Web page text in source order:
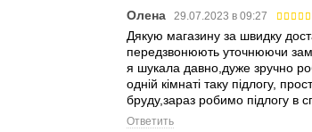
Олена
29.07.2023 в 09:27
Дякую магазину за швидку
передзвонюють уточнюючи
я шукала давно,дуже зручно
одній кімнаті таку підлогу,
бруду,зараз робимо підлогу в
Ответить